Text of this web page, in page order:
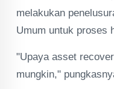
melakukan
Umum untuk proses
"Upaya asset
mungkin,"